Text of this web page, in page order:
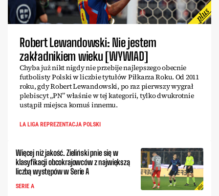
Robert Lewandowski: Nie jestem
zakładnikiem wieku [WYWIAD]
Chyba już nikt nigdy nie przebije najlepszego obecnie
futbolisty Polski w liczbie tytułów Piłkarza Roku. Od 2011
roku, gdy Robert Lewandowski, po raz pierwszy wygrał
plebiscyt „PN” właśnie w tej kategorii, tylko dwukrotnie
ustąpił miejsca komuś innemu.
LA LIGA REPREZENTACJA POLSKI
Więcej niż jakość. Zieliński pnie się w
klasyfikacji obcokrajowców z największą
liczbą występów w Serie A
SERIE A